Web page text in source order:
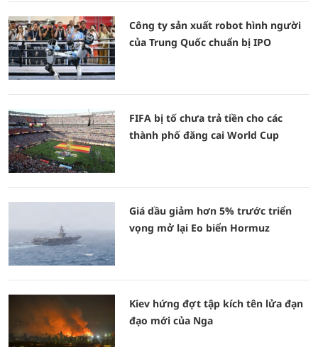
Công ty sản xuất robot hình người
của Trung Quốc chuẩn bị IPO
FIFA bị tố chưa trả tiền cho các
thành phố đăng cai World Cup
Giá dầu giảm hơn 5% trước triển
vọng mở lại Eo biển Hormuz
Kiev hứng đợt tập kích tên lửa đạn
đạo mới của Nga